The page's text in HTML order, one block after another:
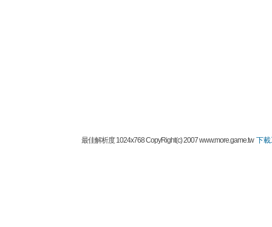
最佳解析度 1024x768 CopyRight(c) 2007 www.more.game.tw 下